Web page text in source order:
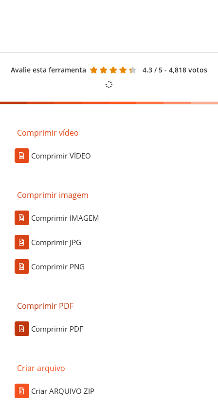
Avalie esta ferramenta 4.3 / 5 - 4,818 votos
Comprimir vídeo
Comprimir VÍDEO
Comprimir imagem
Comprimir IMAGEM
Comprimir JPG
Comprimir PNG
Comprimir PDF
Comprimir PDF
Criar arquivo
Criar ARQUIVO ZIP